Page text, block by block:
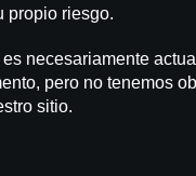
propio riesgo.
necesariamente
pero no tenemos
sitio.